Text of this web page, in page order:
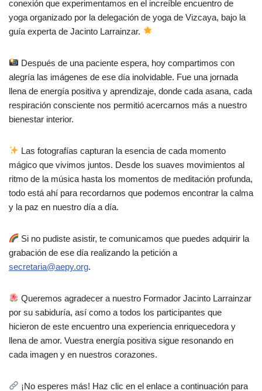
conexión que experimentamos en el increíble encuentro de
yoga organizado por la delegación de yoga de Vizcaya, bajo la
guía experta de Jacinto Larrainzar.
Después de una paciente espera, hoy compartimos con
alegría las imágenes de ese día inolvidable. Fue una jornada
llena de energía positiva y aprendizaje, donde cada asana, cada
respiración consciente nos permitió acercarnos más a nuestro
bienestar interior.
Las fotografías capturan la esencia de cada momento
mágico que vivimos juntos. Desde los suaves movimientos al
ritmo de la música hasta los momentos de meditación profunda,
todo está ahí para recordarnos que podemos encontrar la calma
y la paz en nuestro día a día.
Si no pudiste asistir, te comunicamos que puedes adquirir la
grabación de ese día realizando la petición a
secretaria@aepy.org.
Queremos agradecer a nuestro Formador Jacinto Larrainzar
por su sabiduría, así como a todos los participantes que
hicieron de este encuentro una experiencia enriquecedora y
llena de amor. Vuestra energía positiva sigue resonando en
cada imagen y en nuestros corazones.
¡No esperes más! Haz clic en el enlace a continuación para